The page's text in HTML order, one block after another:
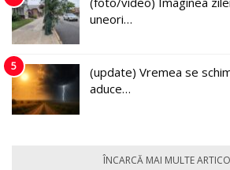
uneori…
5
(update) Vremea se
aduce…
ÎNCARCĂ MAI MULTE